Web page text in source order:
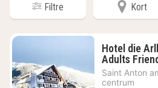
Filtre Kort
Hotel die
Adults
Saint Anton
centrum